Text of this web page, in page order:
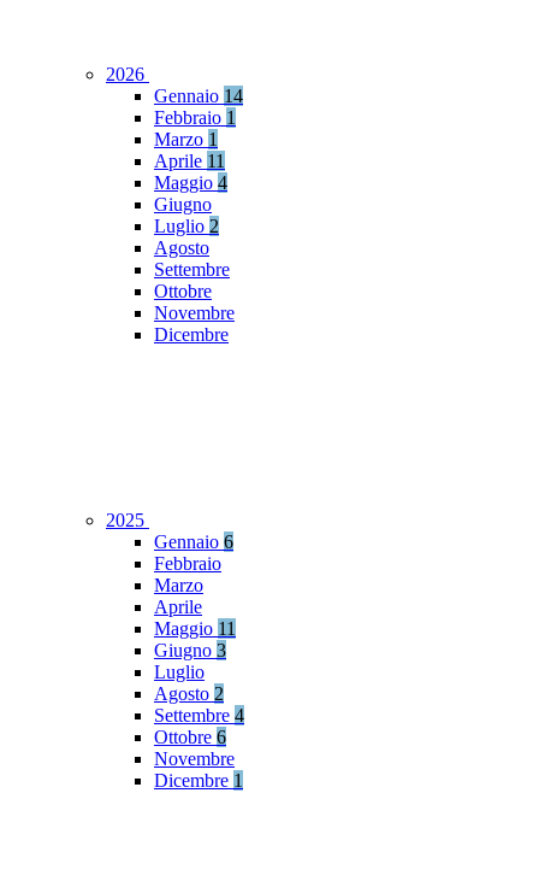
2026
Gennaio 14
Febbraio 1
Marzo 1
Aprile 11
Maggio 4
Giugno
Luglio 2
Agosto
Settembre
Ottobre
Novembre
Dicembre
2025
Gennaio 6
Febbraio
Marzo
Aprile
Maggio 11
Giugno 3
Luglio
Agosto 2
Settembre 4
Ottobre 6
Novembre
Dicembre 1